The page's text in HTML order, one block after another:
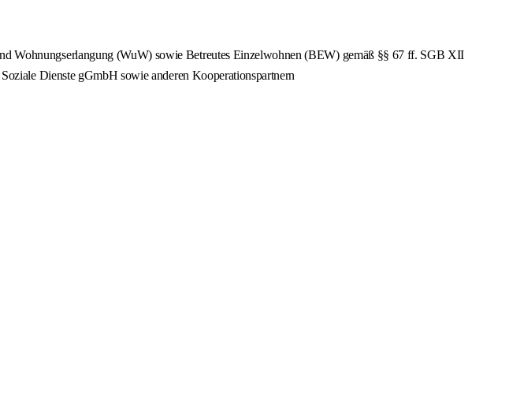
Wohnungserlangung (WuW) sowie Betreutes Einzelwohnen (BEW) gemäß §§ 67 ff. SGB XII
Dienste gGmbH sowie anderen Kooperationspartnern